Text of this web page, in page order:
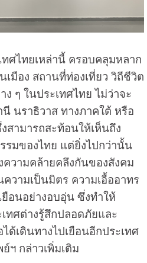
ทยเหล่านี้ ครอบคลุมหลาก
เมือง สถานที่ท่องเที่ยว วิถีชีวิต
ๆ ในประเทศไทย ไม่ว่าจะ
นี นราธิวาส ทางภาคใต้ หรือ
สามารถสะท้อนให้เห็นถึง
รมของไทย แต่ยิ่งไปกว่านั้น
วามคล้ายคลึงกันของสังคม
วามเป็นมิตร ความเอื้ออาทร
อนอย่างอบอุ่น ซึ่งทำให้
ทศต่างรู้สึกปลอดภัยและ
ด้เดินทางไปเยือนอีกประเทศ
ฯ กล่าวเพิ่มเติม